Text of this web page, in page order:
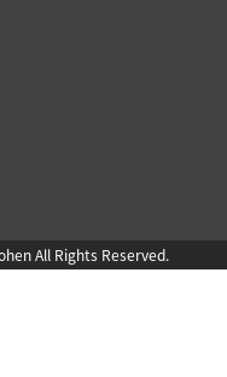
All Rights Reserved.